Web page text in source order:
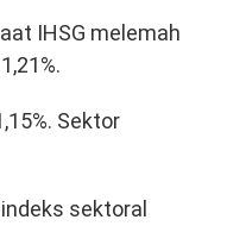
IHSG melemah
Sektor
sektoral